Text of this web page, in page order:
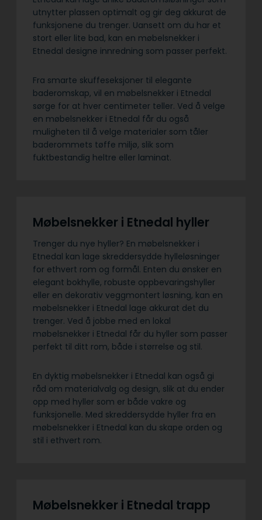
utnytter plassen optimalt og gir deg akkurat de
funksjonene du trenger. Uansett om du har et
stort eller lite bad, kan en møbelsnekker i
Etnedal designe innredning som passer perfekt.
Fra smarte skuffeseksjoner til elegante
baderomskap, vil en møbelsnekker i Etnedal
sørge for at hver centimeter teller. Ved å velge
en møbelsnekker i Etnedal får du også
muligheten til å velge materialer som tåler
baderommets tøffe miljø, slik som
fuktbestandig heltre eller laminat.
Møbelsnekker i Etnedal hyller
Trenger du nye hyller? En møbelsnekker i
Etnedal kan lage skreddersydde hylleløsninger
for ethvert rom og formål. Enten du ønsker en
elegant bokhylle, robuste oppbevaringshyller
eller en dekorativ veggmontert løsning, kan en
møbelsnekker i Etnedal lage akkurat det du
trenger. Ved å jobbe med en lokal
møbelsnekker i Etnedal får du hyller som passer
perfekt til ditt rom, både i størrelse og stil.
En dyktig møbelsnekker i Etnedal kan også gi
råd om materialvalg og design, slik at du ender
opp med hyller som er både vakre og
funksjonelle. Med skreddersydde hyller fra en
møbelsnekker i Etnedal kan du skape orden og
stil i ethvert rom.
Møbelsnekker i Etnedal trapp